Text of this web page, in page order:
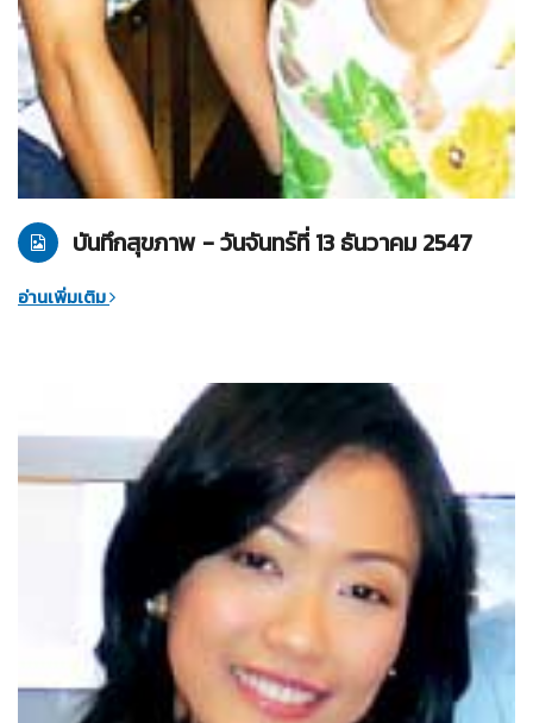
13-12-2547 บันทึกสุขภาพ
บันทึกสุขภาพ - วันจันทร์ที่ 13 ธันวาคม 2547
อ่านเพิ่มเติม